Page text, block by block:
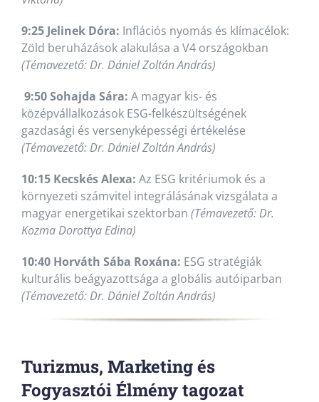
9:25 Jelinek Dóra: Inflációs nyomás és klímacélok:
Zöld beruházások alakulása a V4 országokban
(Témavezető: Dr. Dániel Zoltán András)
9:50 Sohajda Sára: A magyar kis- és
középvállalkozások ESG-felkészültségének
gazdasági és versenyképességi értékelése
(Témavezető: Dr. Dániel Zoltán András)
10:15 Kecskés Alexa: Az ESG kritériumok és a
környezeti számvitel integrálásának vizsgálata a
magyar energetikai szektorban (Témavezető: Dr.
Kozma Dorottya Edina)
10:40 Horváth Sába Roxána: ESG stratégiák
kulturális beágyazottsága a globális autóiparban
(Témavezető: Dr. Dániel Zoltán András)
Turizmus, Marketing és
Fogyasztói Élmény tagozat